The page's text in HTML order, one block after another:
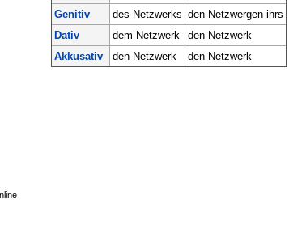
Genitiv
des Netzwerks den Netzwergen ihrs
Dativ
dem Netzwerk
den Netzwerk
Akkusativ
den Netzwerk den Netzwerk